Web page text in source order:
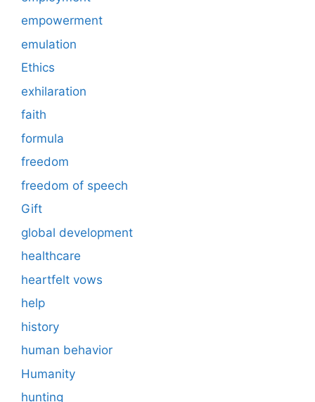
empowerment
emulation
Ethics
exhilaration
faith
formula
freedom
freedom of speech
Gift
global development
healthcare
heartfelt vows
help
history
human behavior
Humanity
hunting